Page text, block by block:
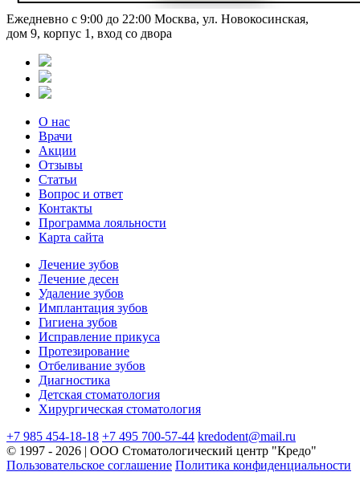
Ежедневно с 9:00 до 22:00 Москва, ул. Новокосинская,
дом 9, корпус 1, вход со двора
О нас
Врачи
Акции
Отзывы
Статьи
Вопрос и ответ
Контакты
Программа лояльности
Карта сайта
Лечение зубов
Лечение десен
Удаление зубов
Имплантация зубов
Гигиена зубов
Исправление прикуса
Протезирование
Отбеливание зубов
Диагностика
Детская стоматология
Хирургическая стоматология
+7 985 454-18-18 +7 495 700-57-44 kredodent@mail.ru
© 1997 - 2026 | ООО Стоматологический центр "Кредо"
Пользовательское соглашение Политика конфиденциальности